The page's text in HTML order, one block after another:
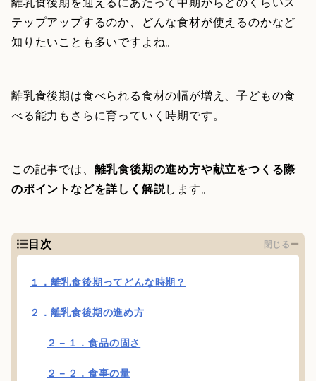
テップアップするのか、どんな食材が使えるのかなど
知りたいことも多いですよね。
離乳食後期は食べられる食材の幅が増え、子どもの食
べる能力もさらに育っていく時期です。
この記事では、 離乳食後期の進め方や献立をつくる際
のポイントなどを詳しく解説します。
目次 閉じる
１．離乳食後期ってどんな時期？
２．離乳食後期の進め方
２－１．食品の固さ
２－２．食事の量